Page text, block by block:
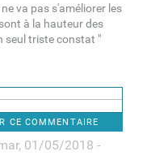
va pas s'améliorer les
à la hauteur des
seul triste constat "
CE COMMENTAIRE
01/05/2018 -